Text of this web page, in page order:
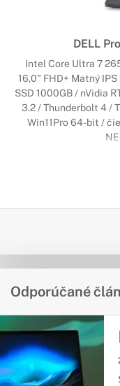
DELL
Intel Core Ultra 7
16,0" FHD+ Matný
SSD 1000GB / nVidia
3.2 / Thunderbolt 4 /
Win11Pro 64-bit /
Odporúčané